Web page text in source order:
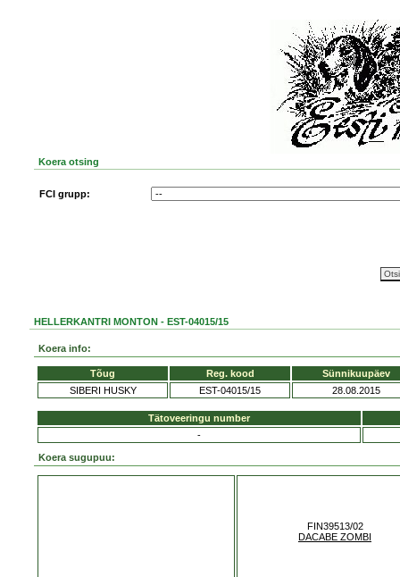
Koera otsing
FCI grupp:
HELLERKANTRI MONTON - EST-04015/15
Koera info:
Tõug Reg. kood
Sünnikuupäev
SIBERI HUSKY
EST-04015/15 28.08.2015
Tätoveeringu number
-
Koera sugupuu:
FIN39513/02
DACABE ZOMBI